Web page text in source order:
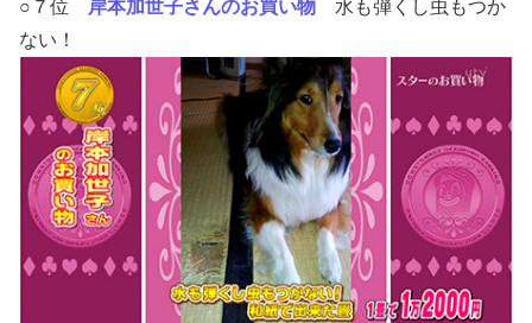
○７位 岸本加世子さんのお買い物 水も弾くし虫もつか
ない！